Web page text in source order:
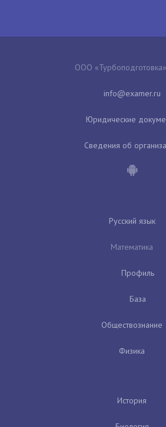
ООО
Юридические
Сведения об
Русский язык
Математика
Профиль
База
Обществознание
Физика
История